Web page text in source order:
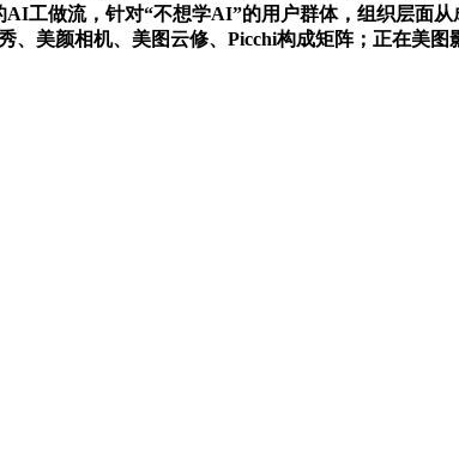
工做流，针对“不想学AI”的用户群体，组织层面
美颜相机、美图云修、Picchi构成矩阵；正在美